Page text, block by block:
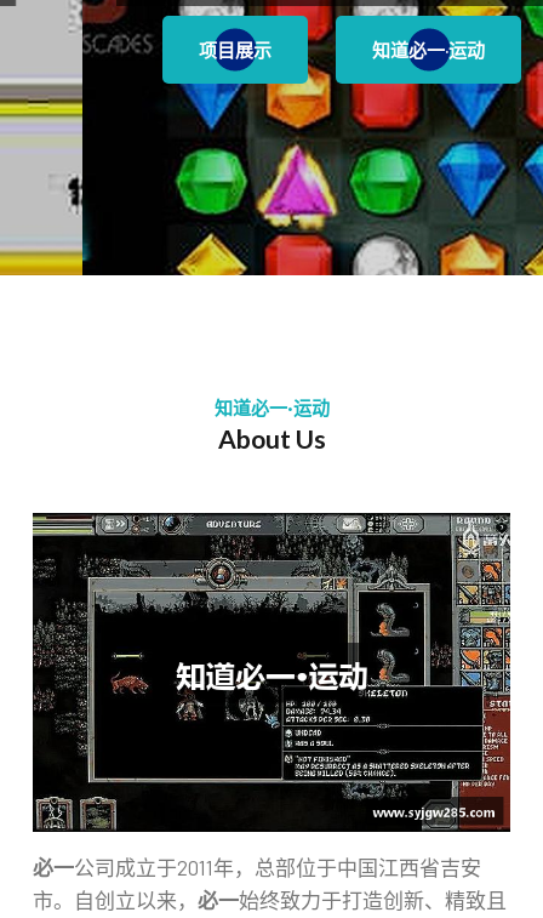
项目展示 知道必一·运动
知道必一·运动
About Us
必一公司成立于2011年，总部位于中国江西省吉安
市。自创立以来， 必一始终致力于打造创新、精致且